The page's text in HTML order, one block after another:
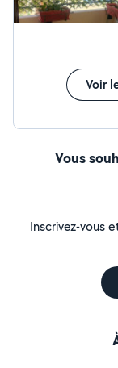
Voir
Vous
Inscrivez-vous